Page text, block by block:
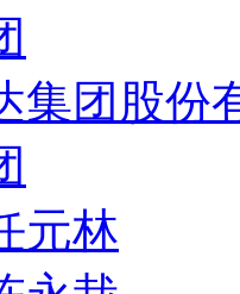
集团股份
元林